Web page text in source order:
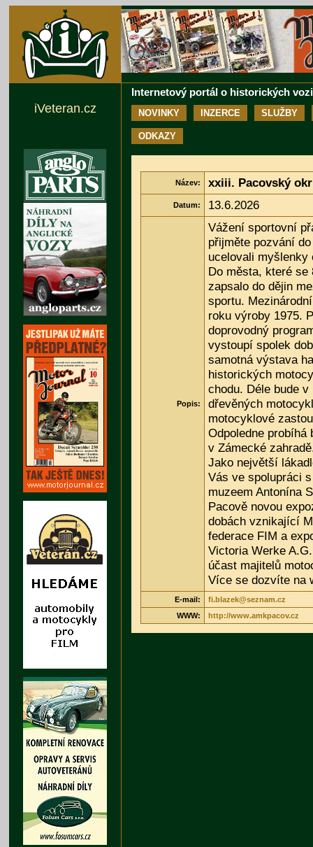
Internetový portál o historických
NOVINKY INZERCE SLUŽBY
ODKAZY
Název: xxiii. Pacovský
Datum: 13.6.2026
Popis:
Vážení sportovní
přijměte pozvání
ucelovali
Do města, které se
zapsalo do dějin
sportu.
roku výroby 1975.
doprovodný
vystoupí spolek
samotná výstava
historických
chodu. Déle bude
dřevěných
motocyklové
Odpoledne probíhá
v Zámecké
Jako největší
Vás ve spolupráci
muzeem Antonína
Pacově novou
dobách vznikající
federace FIM a
Victoria Werke
účast majitelů
Více se dozvíte na
E-mail:
fi.blazek@seznam.cz
WWW:
http://www.amkpacov.cz
iVeteran.cz